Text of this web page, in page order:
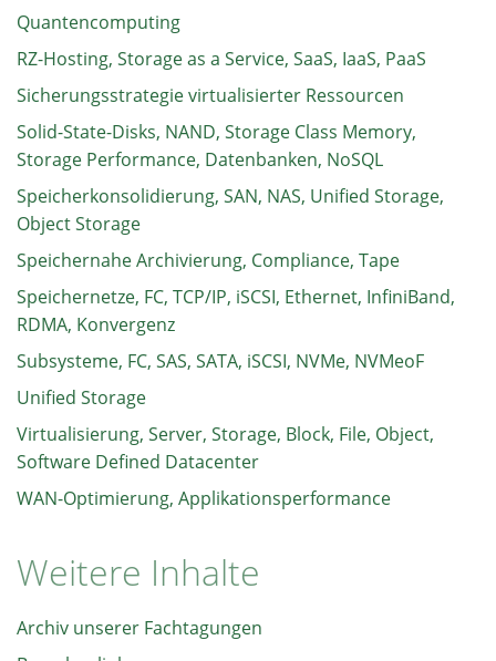
Quantencomputing
RZ-Hosting, Storage as a Service, SaaS, IaaS, PaaS
Sicherungsstrategie virtualisierter Ressourcen
Solid-State-Disks, NAND, Storage Class Memory,
Storage Performance, Datenbanken, NoSQL
Speicherkonsolidierung, SAN, NAS, Unified Storage,
Object Storage
Speichernahe Archivierung, Compliance, Tape
Speichernetze, FC, TCP/IP, iSCSI, Ethernet, InfiniBand,
RDMA, Konvergenz
Subsysteme, FC, SAS, SATA, iSCSI, NVMe, NVMeoF
Unified Storage
Virtualisierung, Server, Storage, Block, File, Object,
Software Defined Datacenter
WAN-Optimierung, Applikationsperformance
Weitere Inhalte
Archiv unserer Fachtagungen